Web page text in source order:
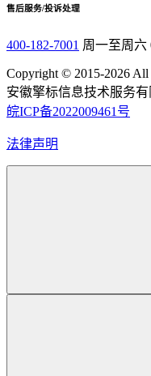
售后服务/投诉处理
400-182-7001 周一至周六
Copyright © 2015-2026 All
安徽擎标信息技术服务
皖ICP备2022009461号
法律声明